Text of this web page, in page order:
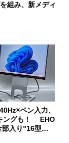
組み、新メディ
ペン入力、
ングも！ EHO
部入り"16型モ